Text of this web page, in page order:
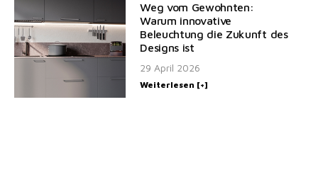
Weg vom Gewohnten:
Warum innovative
Beleuchtung die Zukunft des
Designs ist
29 April 2026
Weiterlesen [+]